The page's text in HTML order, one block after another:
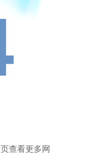
查看更多网